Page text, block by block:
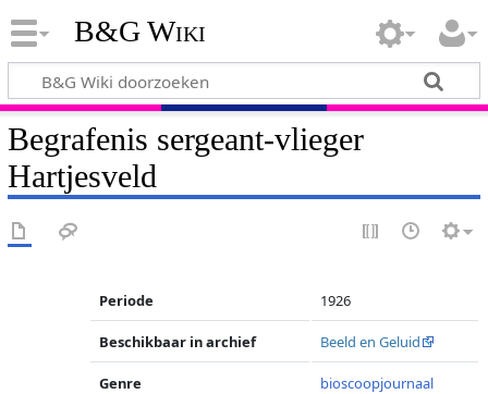
B&G Wiki
Begrafenis sergeant-vlieger
Hartjesveld
Periode 1926
Beschikbaar in archief Beeld en Geluid
Genre bioscoopjournaal